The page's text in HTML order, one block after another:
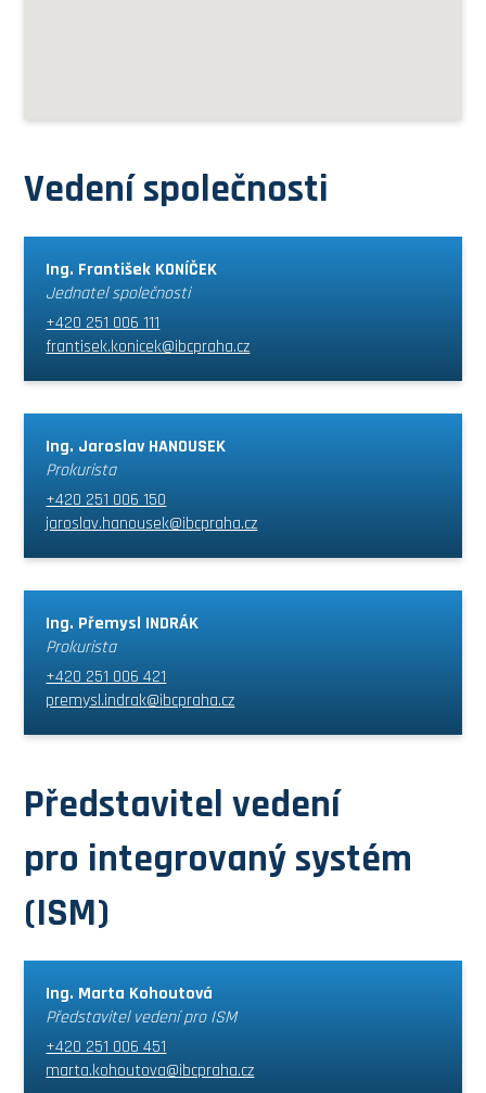
Vedení společnosti
Ing. František KONÍČEK
Jednatel společnosti
+420 251 006 111
frantisek.konicek@ibcpraha.cz
Ing. Jaroslav HANOUSEK
Prokurista
+420 251 006 150
jaroslav.hanousek@ibcpraha.cz
Ing. Přemysl INDRÁK
Prokurista
+420 251 006 421
premysl.indrak@ibcpraha.cz
Představitel vedení
pro integrovaný systém
(ISM)
Ing. Marta Kohoutová
Představitel vedení pro ISM
+420 251 006 451
marta.kohoutova@ibcpraha.cz